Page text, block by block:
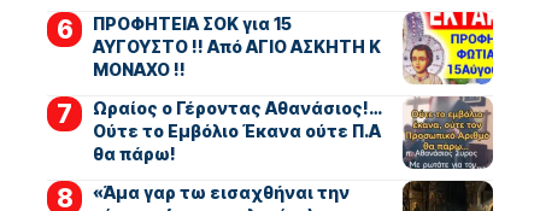
ΠΡΟΦΗΤΕΙΑ ΣΟΚ για 15
ΑΥΓΟΥΣΤΟ !! Από ΑΓΙΟ ΑΣΚΗΤΗ Κ
ΜΟΝΑΧΟ !!
Ωραίος ο Γέροντας Αθανάσιος!…
Ούτε το Εμβόλιο Έκανα ούτε Π.Α
θα πάρω!
«Άμα γαρ τω εισαχθήναι την